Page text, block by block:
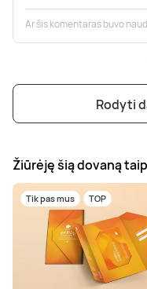
Ar šis komentaras buvo
Rodyti
Žiūrėję šią dovaną
Tik pas mus TOP